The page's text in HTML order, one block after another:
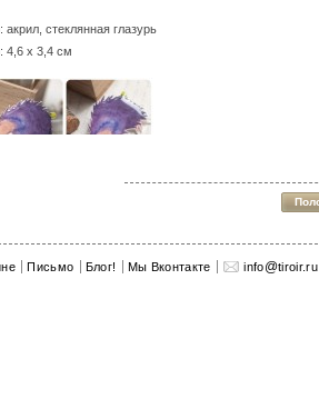
акрил, стеклянная глазурь
4,6 х 3,4 см
Письмо Блог! Мы Вконтакте info@tiroir.ru